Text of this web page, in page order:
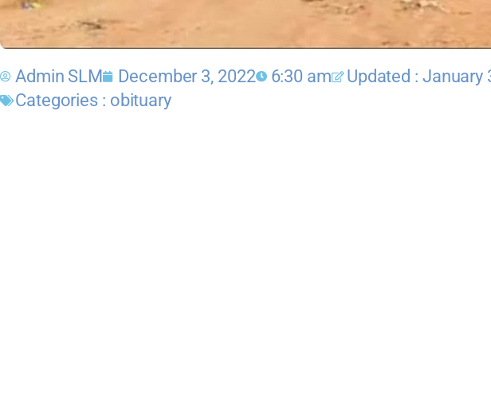
Admin SLM December 3, 2022 6:30 am Updated : January
Categories : obituary